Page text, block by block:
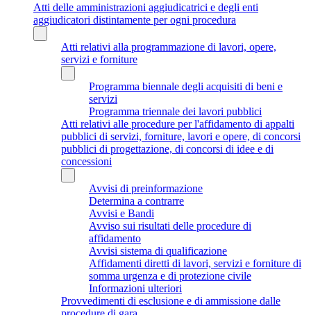
Atti delle amministrazioni aggiudicatrici e degli enti
aggiudicatori distintamente per ogni procedura
Atti relativi alla programmazione di lavori, opere,
servizi e forniture
Programma biennale degli acquisiti di beni e
servizi
Programma triennale dei lavori pubblici
Atti relativi alle procedure per l'affidamento di appalti
pubblici di servizi, forniture, lavori e opere, di concorsi
pubblici di progettazione, di concorsi di idee e di
concessioni
Avvisi di preinformazione
Determina a contrarre
Avvisi e Bandi
Avviso sui risultati delle procedure di
affidamento
Avvisi sistema di qualificazione
Affidamenti diretti di lavori, servizi e forniture di
somma urgenza e di protezione civile
Informazioni ulteriori
Provvedimenti di esclusione e di ammissione dalle